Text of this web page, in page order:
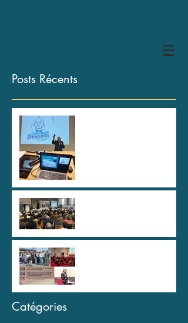
Posts Récents
Catégories